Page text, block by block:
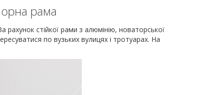
рама
стійкої рами з алюмінію, новаторської
по вузьких вулицях і тротуарах. На